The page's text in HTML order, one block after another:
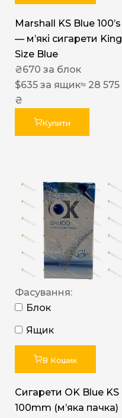
Marshall KS Blue 100’s
— м’які сигарети King
Size Blue
₴670 за блок
$635 за ящик≈ 28 575
₴
Купити
Фасування:
Блок
Ящик
В Кошик
Сигарети OK Blue KS
100mm (м’яка пачка)